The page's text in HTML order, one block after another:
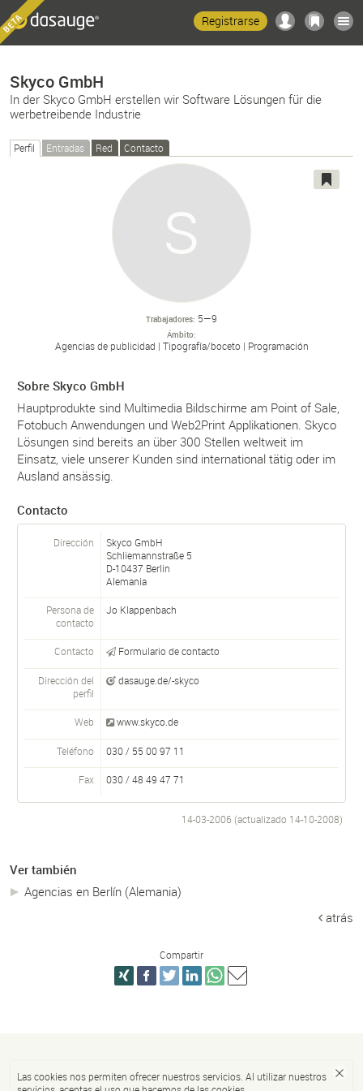
Registrarse
Skyco GmbH
In der Skyco GmbH erstellen wir Software Lösungen für die
werbetreibende Industrie
Perfil Entradas Red Contacto
Trabajadores 5—9
Ámbito
Agencias de publicidad Tipografía/boceto Programación
Sobre Skyco GmbH
Hauptprodukte sind Multimedia Bildschirme am Point of Sale,
Fotobuch Anwendungen und Web2Print Applikationen. Skyco
Lösungen sind bereits an über 300 Stellen weltweit im
Einsatz, viele unserer Kunden sind international tätig oder im
Ausland ansässig.
Contacto
Dirección
Skyco GmbH
Schliemannstraße 5
D-10437 Berlin
Alemania
Persona de
contacto
Jo Klappenbach
Contacto Formulario de contacto
Dirección del
perfil
dasauge.de/-skyco
Web www.skyco.de
Teléfono 030 / 55 00 97 11
Fax 030 / 48 49 47 71
14-03-2006 (actualizado 14-10-2008)
Ver también
Agencias en Berlín (Alemania)
atrás
Compartir
Las cookies nos permiten ofrecer nuestros servicios. Al utilizar nuestros